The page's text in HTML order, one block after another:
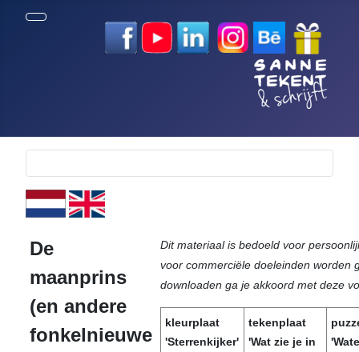
Selecteer de taal
De
maanprins
(en andere
fonkelnieuwe
Dit materiaal is bedoeld voor
voor commerciële doeleinden worden
downloaden ga je akkoord met deze
kleurplaat
'Sterrenkijker'
tekenplaat
'Wat zie je in